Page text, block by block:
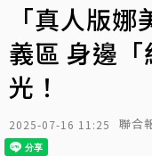
「真人版
義區 身邊
光！
2025-07-16 11:25 聯合